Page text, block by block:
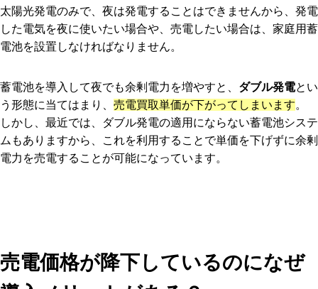
太陽光発電のみで、夜は発電することはできませんから、発電
した電気を夜に使いたい場合や、売電したい場合は、家庭用蓄
電池を設置しなければなりません。
蓄電池を導入して夜でも余剰電力を増やすと、 ダブル発電とい
う形態に当てはまり、 売電買取単価が下がってしまいます。
しかし、最近では、ダブル発電の適用にならない蓄電池システ
ムもありますから、これを利用することで単価を下げずに余剰
電力を売電することが可能になっています。
売電価格が降下しているのになぜ